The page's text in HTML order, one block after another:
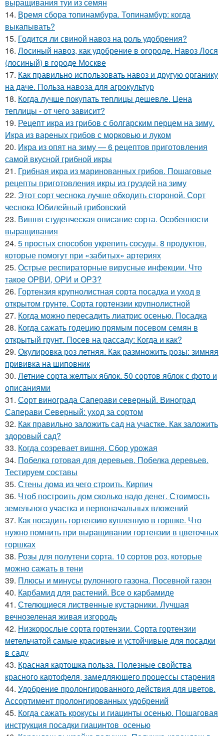
14. Время сбора топинамбура. Топинамбур: когда
выкапывать?
15. Годится ли свиной навоз на роль удобрения?
16. Лосиный навоз, как удобрение в огороде. Навоз Лося
(лосиный) в городе Москве
17. Как правильно использовать навоз и другую органику
на даче. Польза навоза для агрокультур
18. Когда лучше покупать теплицы дешевле. Цена
теплицы - от чего зависит?
19. Рецепт икра из грибов с болгарским перцем на зиму.
Икра из вареных грибов с морковью и луком
20. Икра из опят на зиму — 6 рецептов приготовления
самой вкусной грибной икры
21. Грибная икра из маринованных грибов. Пошаговые
рецепты приготовления икры из груздей на зиму
22. Этот сорт чеснока лучше обходить стороной. Сорт
чеснока Юбилейный грибовский
23. Вишня студенческая описание сорта. Особенности
выращивания
24. 5 простых способов укрепить сосуды. 8 продуктов,
которые помогут при «забитых» артериях
25. Острые респираторные вирусные инфекции. Что
такое ОРВИ, ОРИ и ОРЗ?
26. Гортензия крупнолистная сорта посадка и уход в
открытом грунте. Сорта гортензии крупнолистной
27. Когда можно пересадить лиатрис осенью. Посадка
28. Когда сажать годецию прямым посевом семян в
открытый грунт. Посев на рассаду: Когда и как?
29. Окулировка роз летняя. Как размножить розы: зимняя
прививка на шиповник
30. Летние сорта желтых яблок. 50 сортов яблок с фото и
описаниями
31. Сорт винограда Саперави северный. Виноград
Саперави Северный: уход за сортом
32. Как правильно заложить сад на участке. Как заложить
здоровый сад?
33. Когда созревает вишня. Сбор урожая
34. Побелка готовая для деревьев. Побелка деревьев.
Тестируем составы
35. Стены дома из чего строить. Кирпич
36. Чтоб построить дом сколько надо денег. Стоимость
земельного участка и первоначальных вложений
37. Как посадить гортензию купленную в горшке. Что
нужно помнить при выращивании гортензии в цветочных
горшках
38. Розы для полутени сорта. 10 сортов роз, которые
можно сажать в тени
39. Плюсы и минусы рулонного газона. Посевной газон
40. Карбамид для растений. Все о карбамиде
41. Стелющиеся лиственные кустарники. Лучшая
вечнозеленая живая изгородь
42. Низкорослые сорта гортензии. Сорта гортензии
метельчатой самые красивые и устойчивые для посадки
в саду
43. Красная картошка польза. Полезные свойства
красного картофеля, замедляющего процессы старения
44. Удобрение пролонгированного действия для цветов.
Ассортимент пролонгированных удобрений
45. Когда сажать крокусы и гиацинты осенью. Пошаговая
инструкция посадки гиацинтов осенью